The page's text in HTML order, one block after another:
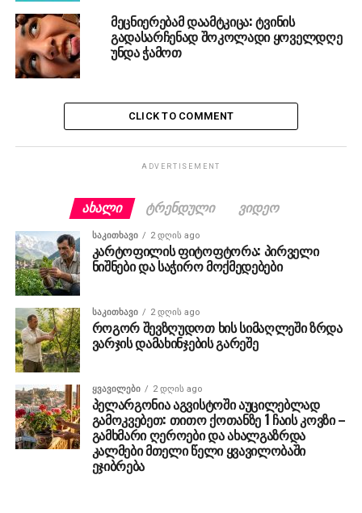
მეცნიერებამ დაამტკიცა: ტვინის
გადასარჩენად შოკოლადი ყოველდღე
უნდა ჭამოთ
CLICK TO COMMENT
ADVERTISEMENT
ᲐᲮᲐᲚᲘ ᲢᲠᲔᲜᲓᲣᲚᲘ ᲕᲘᲓᲔᲝ
ᲡᲐᲙᲘᲗᲮᲐᲕᲘ 2 დღის ago
კარტოფილის ფიტოფტორა: პირველი
ნიშნები და საჭირო მოქმედებები
ᲡᲐᲙᲘᲗᲮᲐᲕᲘ 2 დღის ago
როგორ შევზღუდოთ ხის სიმაღლეში ზრდა
ვარჯის დამახინჯების გარეშე
ᲧᲕᲐᲕᲘᲚᲔᲑᲘ 2 დღის ago
პელარგონია აგვისტოში აუცილებლად
გამოკვებეთ: თითო ქოთანზე 1 ჩაის კოვზი –
გამხმარი ღეროები და ახალგაზრდა
კალმები მთელი წელი ყვავილობაში
ეჯიბრება